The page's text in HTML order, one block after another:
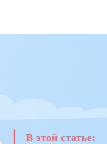
В этой статье: